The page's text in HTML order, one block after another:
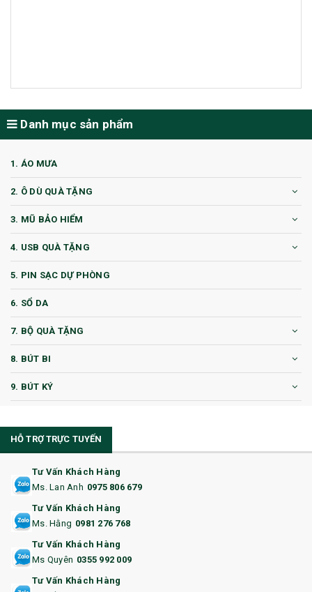
Danh mục sản phẩm
1. ÁO MƯA
2. Ô DÙ QUÀ TẶNG
3. MŨ BẢO HIỂM
4. USB QUÀ TẶNG
5. PIN SẠC DỰ PHÒNG
6. SỔ DA
7. BỘ QUÀ TẶNG
8. BÚT BI
9. BÚT KÝ
11. CỐC/BÌNH GIỮ NHIỆT
12. BÌNH NƯỚC
14. HỘP/VÍ ĐỰNG NAMECARD
15. BỘ BẤM MÓNG
16. BAO HỘ CHIẾU
HỖ TRỢ TRỰC TUYẾN
Tư Vấn Khách Hàng
Ms. Lan Anh 0975 806 679
Tư Vấn Khách Hàng
Ms. Hằng 0981 276 768
Tư Vấn Khách Hàng
Ms Quyên 0355 992 009
Tư Vấn Khách Hàng